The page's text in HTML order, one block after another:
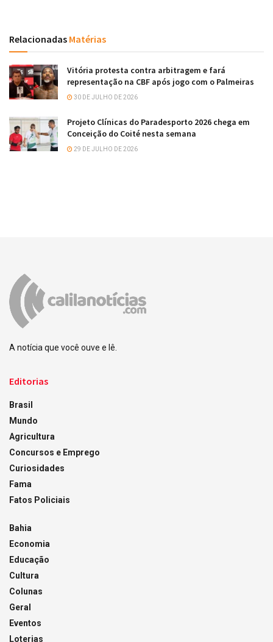
Relacionadas Matérias
Vitória protesta contra arbitragem e fará
representação na CBF após jogo com o Palmeiras
30 DE JULHO DE 2026
Projeto Clínicas do Paradesporto 2026 chega em
Conceição do Coité nesta semana
29 DE JULHO DE 2026
A notícia que você ouve e lê.
Editorias
Brasil
Mundo
Agricultura
Concursos e Emprego
Curiosidades
Fama
Fatos Policiais
Bahia
Economia
Educação
Cultura
Colunas
Geral
Eventos
Loterias